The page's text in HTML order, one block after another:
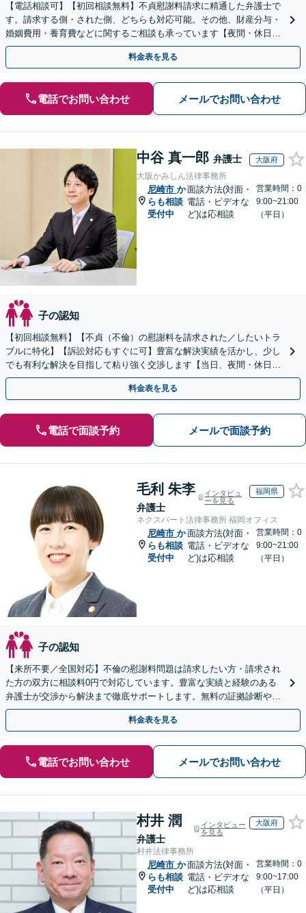
【電話相談可】【初回相談無料】不貞慰謝料請求に精通した弁護士で
す。請求する側・された側、どちらも対応可能。その他、財産分与・
婚姻費用・養育費などに関するご相談も承っています【夜間・休日面
談可】【完全個室】【子連れ相談可】【塚口駅２分】
料金表を見る
電話でお問い合わせ メールでお問い合わせ
中谷 真一郎 弁護士 大阪府
大阪かみしん法律事務所
尼崎市 か
らも相談
受付中
面談方法(対面・
電話・ビデオな
ど)は応相談
営業時間：0
9:00~21:00
（平日）
子の認知
【初回相談無料】【不貞（不倫）の慰謝料を請求された／したいトラ
ブルに特化】【訴訟対応もすぐに可】豊富な解決実績を活かし、少し
でも有利な解決を目指して粘り強く交渉します【当日、夜間・休日相
談可】
料金表を見る
電話で面談予約 メールで面談予約
毛利 朱李
弁護士
インタビュ
ーを見る
福岡県
ネクスパート法律事務所 福岡オフィス
尼崎市 か
らも相談
受付中
面談方法(対面・
電話・ビデオな
ど)は応相談
営業時間：0
9:00~21:00
（平日）
子の認知
【来所不要／全国対応】不倫の慰謝料問題は請求したい方・請求され
た方の双方に相談料0円で対応しています。豊富な実績と経験のある
弁護士が交渉から解決まで徹底サポートします。無料の証拠診断や着
手金の返還保証もありますので安心してご相談ください。
料金表を見る
電話でお問い合わせ メールでお問い合わせ
村井 潤
弁護士
インタビュー
を見る
大阪府
村井法律事務所
尼崎市 か
らも相談
受付中
面談方法(対面・
電話・ビデオな
ど)は応相談
営業時間：0
9:00~17:00
（平日）